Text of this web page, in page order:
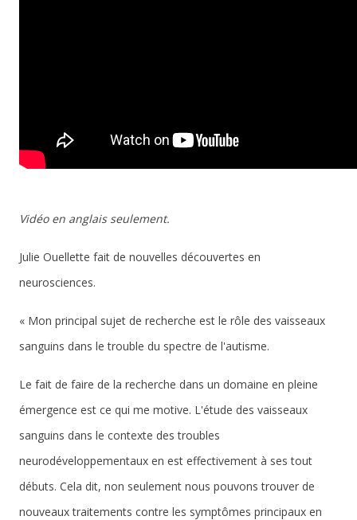
Vidéo en anglais seulement.
Julie Ouellette fait de nouvelles découvertes en
neurosciences.
« Mon principal sujet de recherche est le rôle des vaisseaux
sanguins dans le trouble du spectre de l'autisme.
Le fait de faire de la recherche dans un domaine en pleine
émergence est ce qui me motive. L'étude des vaisseaux
sanguins dans le contexte des troubles
neurodéveloppementaux en est effectivement à ses tout
débuts. Cela dit, non seulement nous pouvons trouver de
nouveaux traitements contre les symptômes principaux en